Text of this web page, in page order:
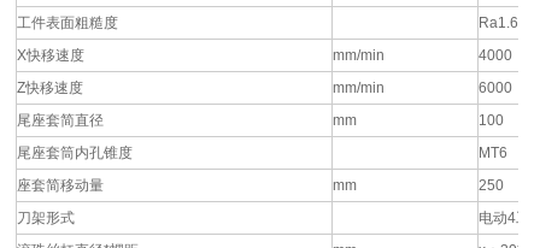
工件表面粗糙度
Ra1.6
X快移速度
mm/min
4000
Z快移速度
mm/min
6000
尾座套简直径
mm
100
尾座套筒内孔锥度
MT6
座套简移动量
mm
250
刀架形式
电动4工